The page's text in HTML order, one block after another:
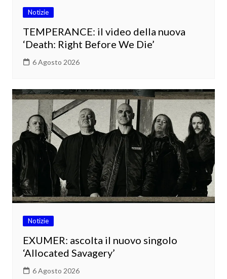
Notizie
TEMPERANCE: il video della nuova
‘Death: Right Before We Die’
6 Agosto 2026
Notizie
EXUMER: ascolta il nuovo singolo
‘Allocated Savagery’
6 Agosto 2026